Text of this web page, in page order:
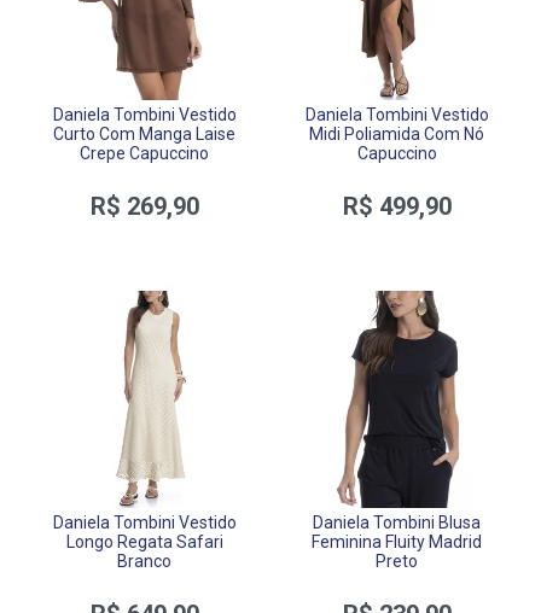
Daniela Tombini Vestido
Curto Com Manga Laise
Crepe Capuccino
R$ 269,90
Daniela Tombini Vestido
Midi Poliamida Com Nó
Capuccino
R$ 499,90
Daniela Tombini Vestido
Longo Regata Safari
Branco
Daniela Tombini Blusa
Feminina Fluity Madrid
Preto